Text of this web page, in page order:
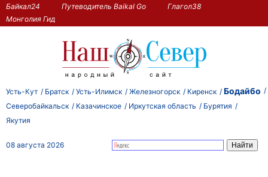
Байкал24 Путеводитель Baikal Go
Глагол38
Монголия Гид
Усть-Кут Братск Усть-Илимск Железногорск Киренск Бодайбо
Северобайкальск Казачинское Иркутская область
Бурятия
Якутия
08 августа 2026